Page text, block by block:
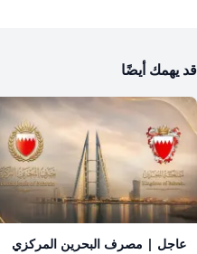
قد يهمك أيضًا
عاجل | مصرف البحرين المركزي